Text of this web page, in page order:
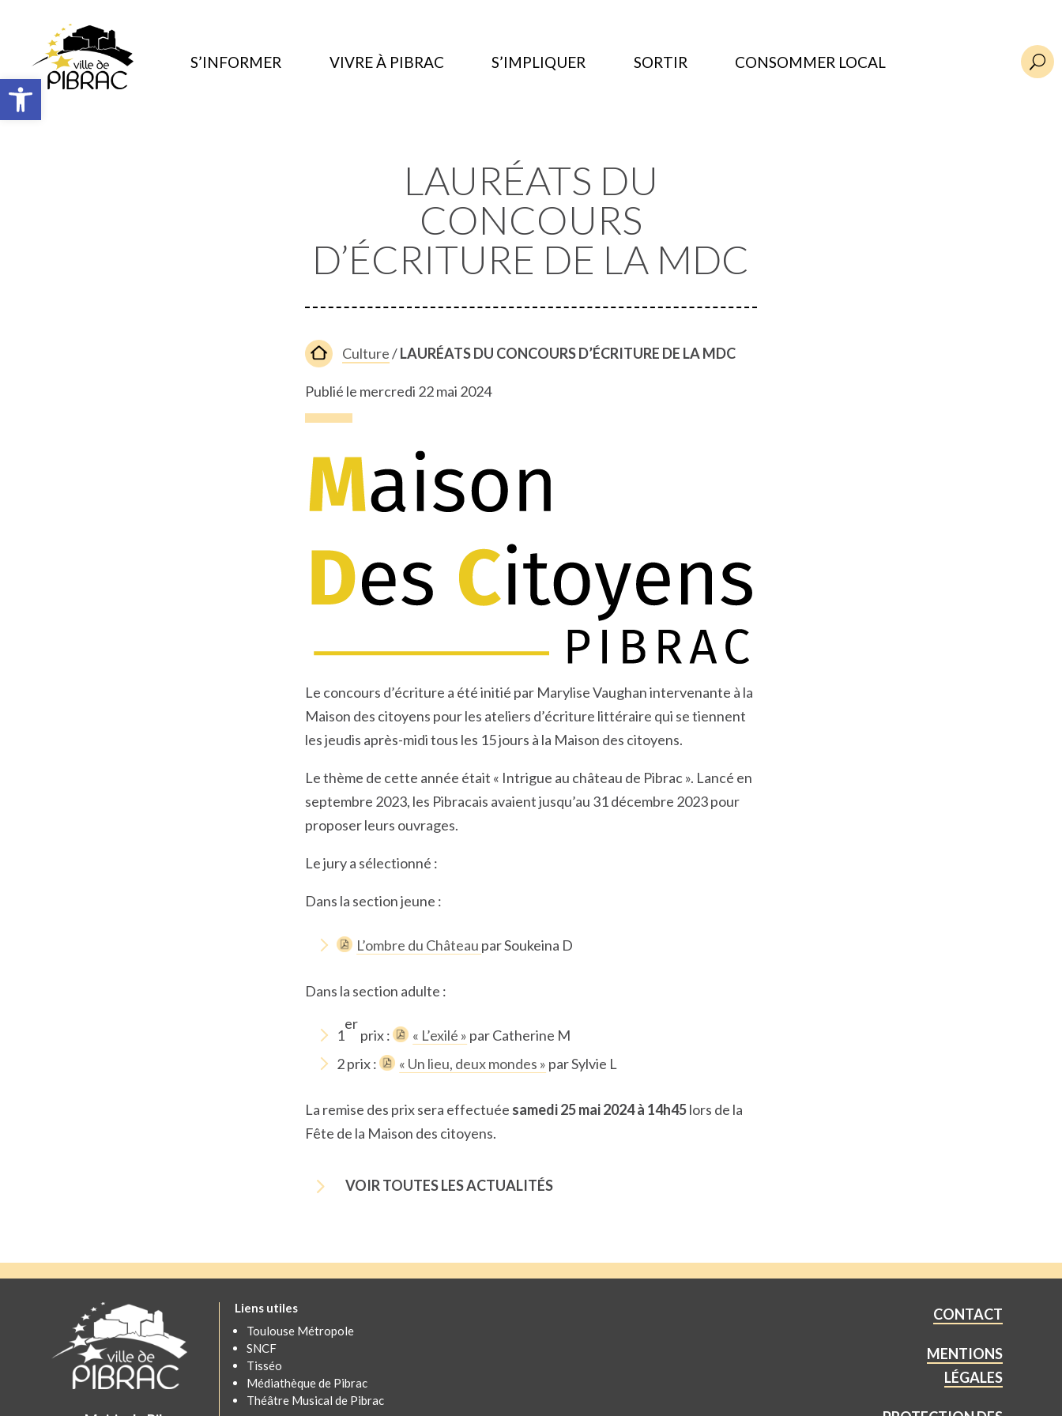
Ouvrir la barre d’outils
S’INFORMER VIVRE À PIBRAC S’IMPLIQUER SORTIR CONSOMMER LOCAL U
LAURÉATS DU
CONCOURS
D’ÉCRITURE DE LA MDC
Culture/LAURÉATS DU CONCOURS D’ÉCRITURE DE LA MDC
Publié le mercredi 22 mai 2024
Le concours d’écriture a été initié par Marylise Vaughan intervenante à la
Maison des citoyens pour les ateliers d’écriture littéraire qui se tiennent
les jeudis après-midi tous les 15 jours à la Maison des citoyens.
Le thème de cette année était « Intrigue au château de Pibrac ». Lancé en
septembre 2023, les Pibracais avaient jusqu’au 31 décembre 2023 pour
proposer leurs ouvrages.
Le jury a sélectionné :
Dans la section jeune :
L’ombre du Château par Soukeina D
Dans la section adulte :
1
er
prix : « L’exilé » par Catherine M
2 prix :
« Un lieu, deux mondes » par Sylvie L
La remise des prix sera effectuée samedi 25 mai 2024 à 14h45lors de la
Fête de la Maison des citoyens.
5 VOIR TOUTES LES ACTUALITÉS
Liens utiles
Toulouse Métropole
SNCF
Tisséo
Médiathèque de Pibrac
Théâtre Musical de Pibrac
CONTACT
MENTIONS
LÉGALES